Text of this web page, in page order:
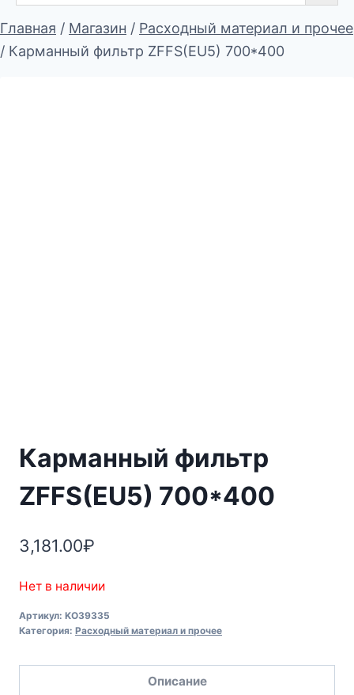
Главная / Магазин / Расходный материал и прочее
/ Карманный фильтр ZFFS(EU5) 700*400
Карманный фильтр
ZFFS(EU5) 700*400
3,181.00₽
Нет в наличии
Артикул: KO39335
Категория: Расходный материал и прочее
Описание